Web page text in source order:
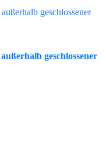
geschlossener